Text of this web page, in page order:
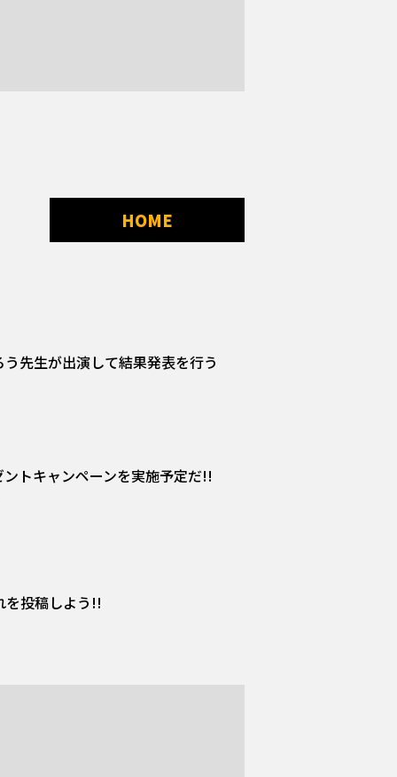
HOME
先生が出演して結果発表を行う
トキャンペーンを実施予定だ!!
投稿しよう!!